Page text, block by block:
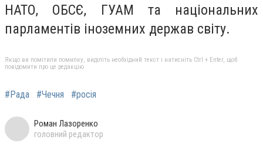
НАТО, ОБСЄ, ГУАМ та національних
парламентів іноземних держав світу.
Якщо ви помітили помилку, виділіть необхідний текст і натисніть Ctrl + Enter, щоб
повідомити про це редакцію
#Рада #Чечня #росія
Роман Лазоренко
головний редактор